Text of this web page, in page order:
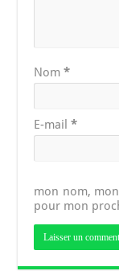
Nom*
E-mail*
mon nom,
pour mon